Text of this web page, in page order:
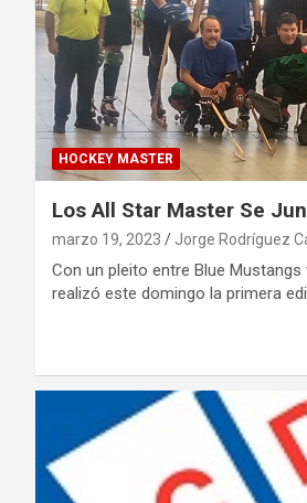
HOCKEY MASTER
Los All Star Master Se
marzo 19, 2023 Jorge Rodríguez
Con un pleito entre Blue Mustangs
realizó este domingo la primera